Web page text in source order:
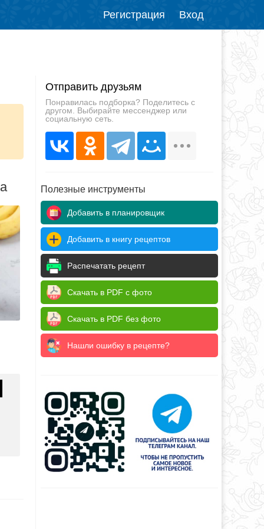
Регистрация Вход
Отправить друзьям
Понравилась подборка? Поделитесь с
другом. Выбирайте мессенджер или
социальную сеть.
Полезные инструменты
Добавить в планировщик
Добавить в книгу рецептов
Распечатать рецепт
Скачать в PDF с фото
Скачать в PDF без фото
Нашли ошибку в рецепте?